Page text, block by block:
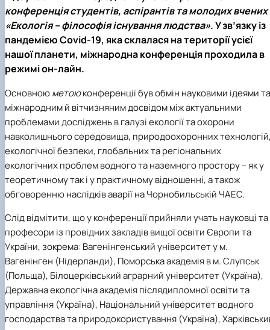
конференція студентів, аспірантів та молодих вчених
«Екологія – філософія існування людства». У зв’язку із
пандемієюCovid-19, яка склалася на території усієї
нашої планети, міжнародна конференція проходила в
режимі он-лайн.
Основноюметоюконференції був обмін науковими ідеями та
міжнародним й вітчизняним досвідом між актуальними
проблемами досліджень в галузі екології та охорони
навколишнього середовища, природоохоронних
екологічної безпеки, глобальних та регіональних
екологічних проблем водного та наземного простору – як у
теоретичному так і у практичному відношенні, а також
обговоренню наслідків аварії на Чорнобильській ЧАЕС.
Слід відмітити, що у конференції прийняли учать науковці та
професори із провідних закладів вищої освіти Європи та
України, зокрема: Вагенінгенський університет у м.
Вагенінген (Нідерланди), Поморська академія в м. Слупськ
(Польща), Білоцерківський аграрний університет (Україна),
Державна екологічна академія післядипломної освіти та
управління (Україна), Національний університет водного
господарства та природокористування (Україна),